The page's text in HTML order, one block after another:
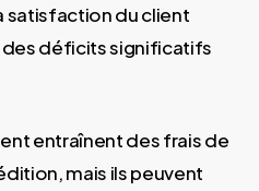
satisfaction du client
des déficits significatifs
entraînent des frais de
mais ils peuvent